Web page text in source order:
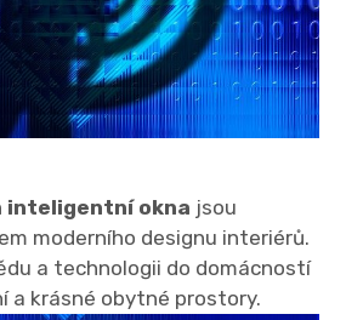
inteligentní okna jsou
moderního designu interiérů.
a technologii do domácností
a krásné obytné prostory.